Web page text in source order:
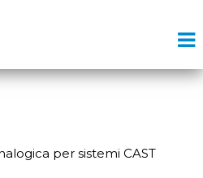
per sistemi CAST